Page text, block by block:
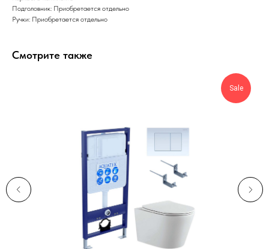
Подголовник: Приобретается отдельно
Ручки: Приобретается отдельно
Смотрите также
Sale